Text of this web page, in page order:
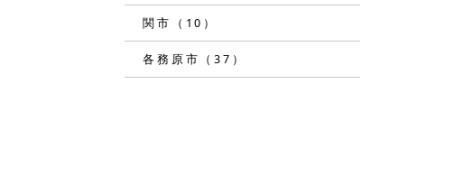
関市（10）
各務原市（37）